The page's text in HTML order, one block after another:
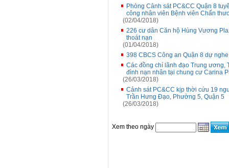
Phòng Cảnh sát PC&CC Quận 8
công nhân viên Bệnh viên Chấn
(02/04/2018)
226 cư dân Căn hộ Hùng Vương
thoát nạn
(01/04/2018)
398 CBCS Công an Quận 8 dự
Các đồng chí lãnh đạo Trung ương,
đình nạn nhân tại chung cư Carina
(26/03/2018)
Cảnh sát PC&CC kịp thời cứu 19
Trần Hưng Đạo, Phường 5, Quận 5
(26/03/2018)
Xem theo ngày